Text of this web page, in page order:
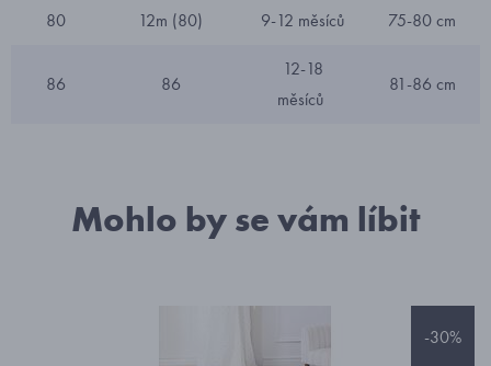
80 12m (80) 9-12 měsíců 75-80 cm
86 86
12-18
měsíců
81-86 cm
Mohlo by se vám líbit
-30%